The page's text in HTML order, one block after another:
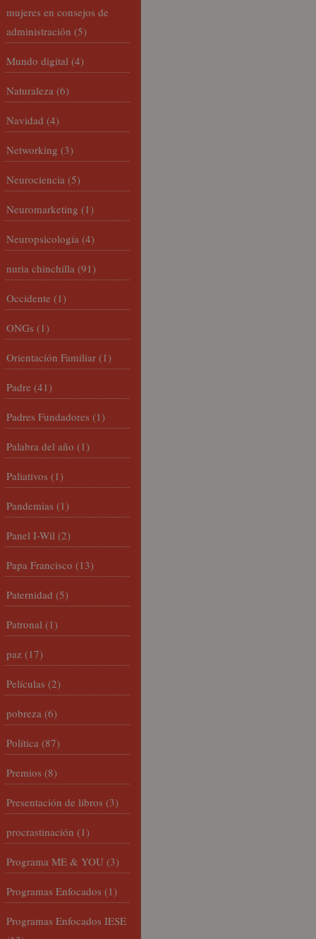
mujeres en consejos de
administración (5)
Mundo digital (4)
Naturaleza (6)
Navidad (4)
Networking (3)
Neurociencia (5)
Neuromarketing (1)
Neuropsicología (4)
nuria chinchilla (91)
Occidente (1)
ONGs (1)
Orientación Familiar (1)
Padre (41)
Padres Fundadores (1)
Palabra del año (1)
Paliativos (1)
Pandemias (1)
Panel I-Wil (2)
Papa Francisco (13)
Paternidad (5)
Patronal (1)
paz (17)
Películas (2)
pobreza (6)
Política (87)
Premios (8)
Presentación de libros (3)
procrastinación (1)
Programa ME & YOU (3)
Programas Enfocados (1)
Programas Enfocados IESE